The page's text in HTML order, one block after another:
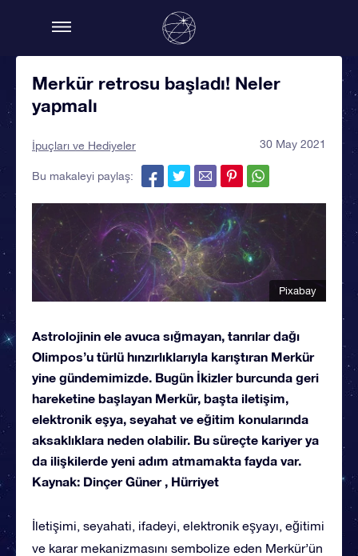
Merkür retrosu başladı! Neler
yapmalı
İpuçları ve Hediyeler 30 May 2021
Bu makaleyi paylaş:
Pixabay
Astrolojinin ele avuca sığmayan, tanrılar dağı
Olimpos’u türlü hınzırlıklarıyla karıştıran Merkür
yine gündemimizde. Bugün İkizler burcunda geri
hareketine başlayan Merkür, başta iletişim,
elektronik eşya, seyahat ve eğitim konularında
aksaklıklara neden olabilir. Bu süreçte kariyer ya
da ilişkilerde yeni adım atmamakta fayda var.
Kaynak: Dinçer Güner , Hürriyet
İletişimi, seyahati, ifadeyi, elektronik eşyayı, eğitimi
ve karar mekanizmasını sembolize eden Merkür’ün